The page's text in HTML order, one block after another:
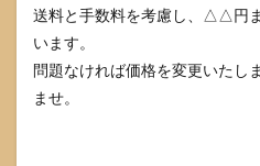
送料と手数料を考慮し、△△円
います。
問題なければ価格を変更いたし
ませ。